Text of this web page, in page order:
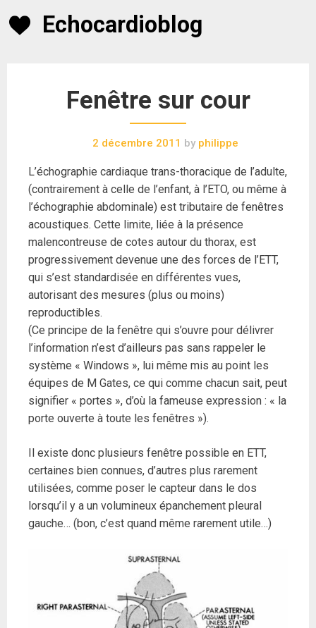
Echocardioblog
Fenêtre sur cour
2 décembre 2011 byphilippe
L’échographie cardiaque trans-thoracique de l’adulte,
(contrairement à celle de l’enfant, à l’ETO, ou même à
l’échographie abdominale) est tributaire de fenêtres
acoustiques. Cette limite, liée à la présence
malencontreuse de cotes autour du thorax, est
progressivement devenue une des forces de l’ETT,
qui s’est standardisée en différentes vues,
autorisant des mesures (plus ou moins)
reproductibles.
(Ce principe de la fenêtre qui s’ouvre pour délivrer
l’information n’est d’ailleurs pas sans rappeler le
système « Windows », lui même mis au point les
équipes de M Gates, ce qui comme chacun sait, peut
signifier « portes », d’où la fameuse expression : « la
porte ouverte à toute les fenêtres »).
Il existe donc plusieurs fenêtre possible en ETT,
certaines bien connues, d’autres plus rarement
utilisées, comme poser le capteur dans le dos
lorsqu’il y a un volumineux épanchement pleural
gauche… (bon, c’est quand même rarement utile…)